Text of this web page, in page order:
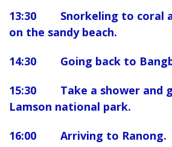
13:30 Snorkeling to coral
on the sandy beach.
14:30 Going back to
15:30 Take a shower and
Lamson national park.
16:00 Arriving to Ranong.